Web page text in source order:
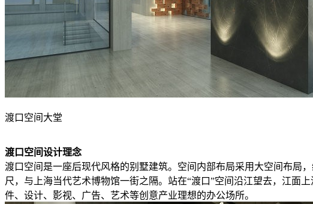
渡口空间大堂
渡口空间设计理念
渡口空间是一座后现代风格的别墅建筑。空间内部布局采用大空间布局
尺，与上海当代艺术博物馆一街之隔。站在“渡口”空间沿江望去，江面
件、设计、影视、广告、艺术等创意产业理想的办公场所。